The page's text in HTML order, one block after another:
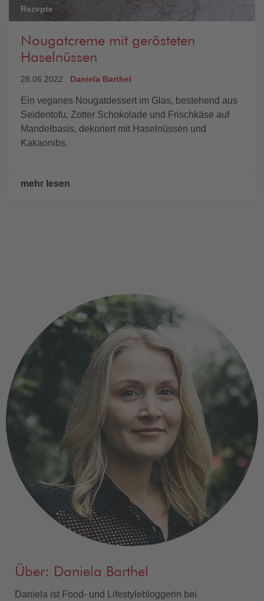
Rezepte
Nougatcreme mit gerösteten
Haselnüssen
28.06.2022 Daniela Barthel
Ein veganes Nougatdessert im Glas, bestehend aus
Seidentofu, Zotter Schokolade und Frischkäse auf
Mandelbasis, dekoriert mit Haselnüssen und
Kakaonibs.
mehr lesen
Über: Daniela Barthel
Daniela ist Food- und Lifestylebloggerin bei